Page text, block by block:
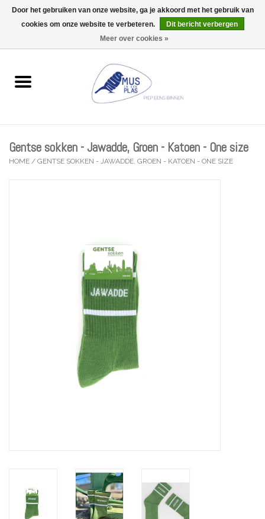
0 Artikelen - €0,00
Wenskaarten
Lifestyle
Gentse sokken - Jawadde, Groen - Katoen - One size
HOME / GENTSE SOKKEN - JAWADDE, GROEN - KATOEN - ONE SIZE
Door het gebruiken van onze website, ga je akkoord met het gebruik van
cookies om onze website te verbeteren.
Dit bericht verbergen
Meer over cookies »
Wij zijn uitzonderlijk gesloten op Do 13/08